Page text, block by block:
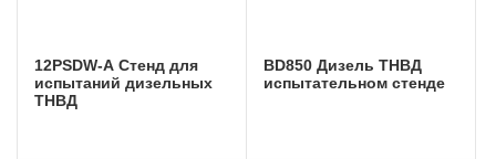
12PSDW-A Стенд для
испытаний дизельных
ТНВД
BD850 Дизель ТНВД
испытательном стенде